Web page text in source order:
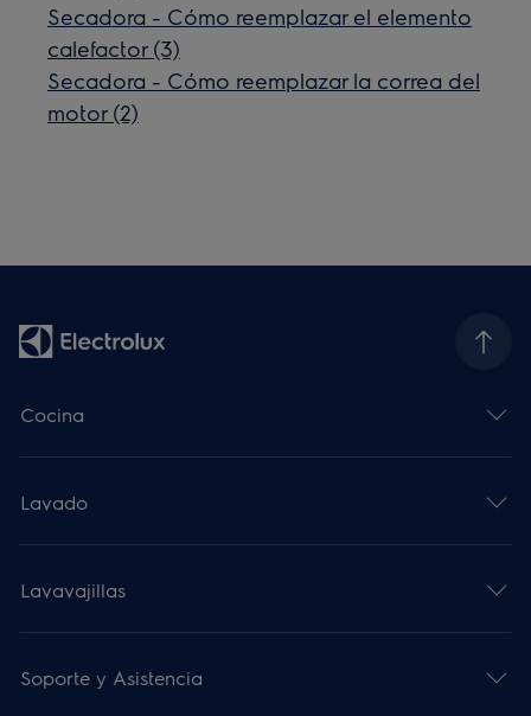
Secadora - Cómo reemplazar el elemento
calefactor (3)
Secadora - Cómo reemplazar la correa del
motor (2)
Cocina
Lavado
Lavavajillas
Soporte y Asistencia